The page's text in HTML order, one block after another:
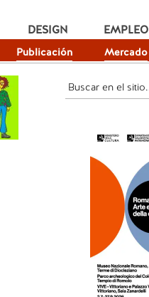
Publicación Mercado
DESIGN EMPLEO